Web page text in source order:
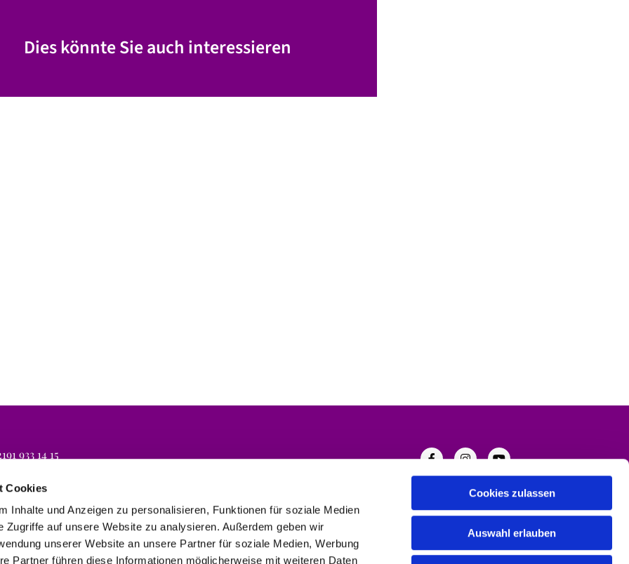
Cookies
Inhalte und Anzeigen zu personalisieren, Funktionen für soziale Medien
Zugriffe auf unsere Website zu analysieren. Außerdem geben wir
unserer Website an unsere Partner für soziale Medien, Werbung
Partner führen diese Informationen möglicherweise mit weiteren Daten
Cookies zulassen
Auswahl erlauben
Dies könnte Sie auch interessieren
933 14 15